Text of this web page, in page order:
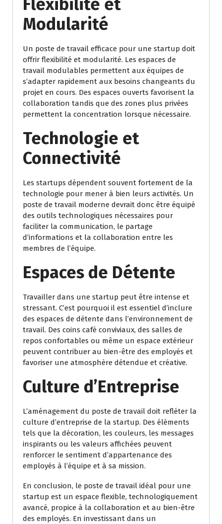
Flexibilité et
Modularité
Un poste de travail efficace pour une startup doit
offrir flexibilité et modularité. Les espaces de
travail modulables permettent aux équipes de
s’adapter rapidement aux besoins changeants du
projet en cours. Des espaces ouverts favorisent la
collaboration tandis que des zones plus privées
permettent la concentration lorsque nécessaire.
Technologie et
Connectivité
Les startups dépendent souvent fortement de la
technologie pour mener à bien leurs activités. Un
poste de travail moderne devrait donc être équipé
des outils technologiques nécessaires pour
faciliter la communication, le partage
d’informations et la collaboration entre les
membres de l’équipe.
Espaces de Détente
Travailler dans une startup peut être intense et
stressant. C’est pourquoi il est essentiel d’inclure
des espaces de détente dans l’environnement de
travail. Des coins café conviviaux, des salles de
repos confortables ou même un espace extérieur
peuvent contribuer au bien-être des employés et
favoriser une atmosphère détendue et créative.
Culture d’Entreprise
L’aménagement du poste de travail doit refléter la
culture d’entreprise de la startup. Des éléments
tels que la décoration, les couleurs, les messages
inspirants ou les valeurs affichées peuvent
renforcer le sentiment d’appartenance des
employés à l’équipe et à sa mission.
En conclusion, le poste de travail idéal pour une
startup est un espace flexible, technologiquement
avancé, propice à la collaboration et au bien-être
des employés. En investissant dans un